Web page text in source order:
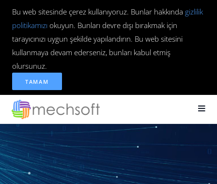
Bu web sitesinde çerez kullanıyoruz. Bunlar hakkında gizlilik
politikamızı okuyun. Bunları devre dışı bırakmak için
tarayıcınızı uygun şekilde yapılandırın. Bu web sitesini
kullanmaya devam ederseniz, bunları kabul etmiş
olursunuz.
TAMAM